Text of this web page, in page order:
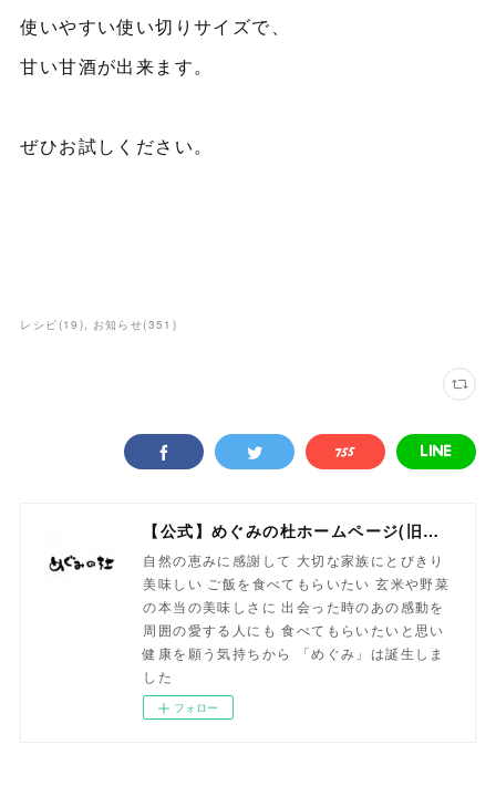
使いやすい使い切りサイズで、
甘い甘酒が出来ます。
ぜひお試しください。
レシピ(19 ) お知らせ(351 )
【公式】めぐみの杜ホームページ(旧自然食工房）
自然の恵みに感謝して 大切な家族にとびきり
美味しい ご飯を食べてもらいたい 玄米や野菜
の本当の美味しさに 出会った時のあの感動を
周囲の愛する人にも 食べてもらいたいと思い
健康を願う気持ちから 「めぐみ」は誕生しま
した
フォロー